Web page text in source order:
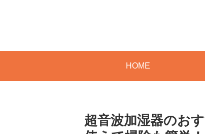
HOME
超音波加湿器のお